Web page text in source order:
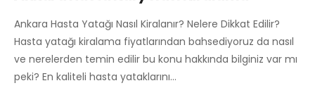
Ankara Hasta Yatağı Nasıl Kiralanır? Nelere Dikkat Edilir?
Hasta yatağı kiralama fiyatlarından bahsediyoruz da nasıl
ve nerelerden temin edilir bu konu hakkında bilginiz var mı
peki? En kaliteli hasta yataklarını…